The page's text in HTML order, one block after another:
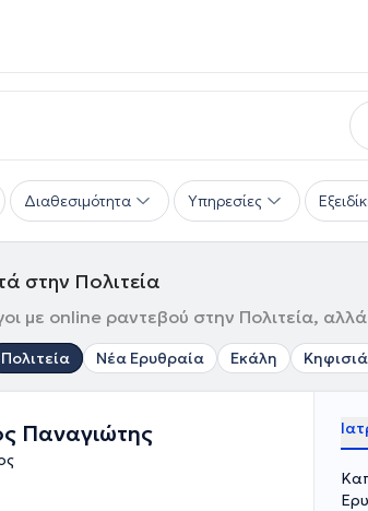
Διαθεσιμότητα Υπηρεσίες
στην Πολιτεία
με online ραντεβού στην Πολιτεία, αλλά
Πολιτεία Νέα Ερυθραία Εκάλη Κηφισιά
Παναγιώτης